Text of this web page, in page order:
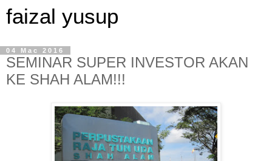
faizal yusup
04 Mac 2016
SEMINAR SUPER INVESTOR AKAN
KE SHAH ALAM!!!